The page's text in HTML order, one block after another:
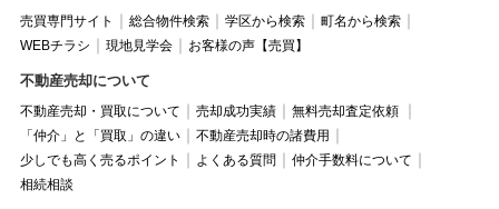
売買専門サイト 総合物件検索 学区から検索
町名から検索
WEBチラシ
現地見学会 お客様の声【売買】
不動産売却について
不動産売却・買取について 売却成功実績
無料売却査定依頼
「仲介」と「買取」の違い
不動産売却時の諸費用
少しでも高く売るポイント
よくある質問
仲介手数料について
相続相談